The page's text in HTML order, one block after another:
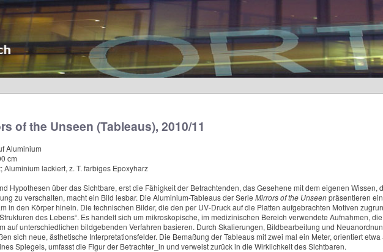
of the Unseen (Tableaus), 2010/11
Aluminium
cm
Aluminium lackiert, z. T. farbiges Epoxyharz
Hypothesen über das Sichtbare, erst die Fähigkeit der Betrachtenden, das Gesehene mit dem eigenen Wissen,
zu verschalten, macht ein Bild lesbar. Die Aluminium-Tableaus der Serie Mirrors of the Unseenpräsentieren
in den Körper hinein. Die technischen Bilder, die den per UV-Druck auf die Platten aufgebrachten Motiven
des Lebens“. Es handelt sich um mikroskopische, im medizinischen Bereich verwendete Aufnahmen,
auf unterschiedlichen bildgebenden Verfahren basieren. Durch Skalierungen, Bildbearbeitung und
sich neue, ästhetische Interpretationsfelder. Die Bemaßung der Tableaus mit zwei mal ein Meter, orientiert etwa
Spiegels, umfasst die Figur der Betrachter_in und verweist zurück in die Wirklichkeit des Sichtbaren.